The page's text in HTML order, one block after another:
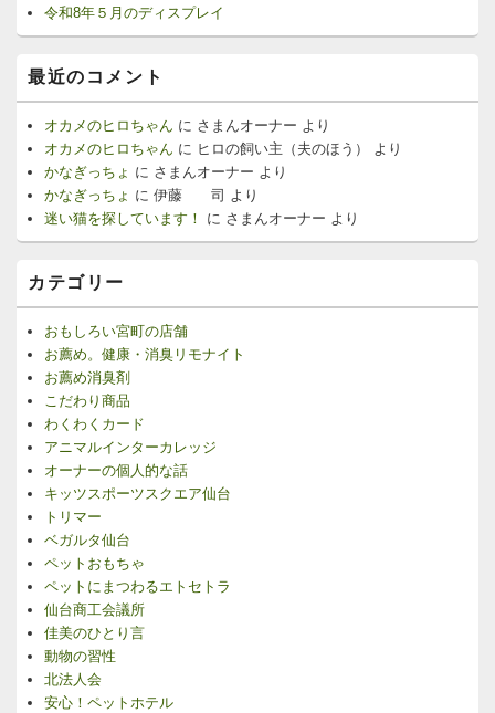
令和8年５月のディスプレイ
最近のコメント
オカメのヒロちゃん に さまんオーナー より
オカメのヒロちゃん に ヒロの飼い主（夫のほう）
より
かなぎっちょ に さまんオーナー より
かなぎっちょ に 伊藤 司 より
迷い猫を探しています！
に さまんオーナー より
カテゴリー
おもしろい宮町の店舗
お薦め。健康・消臭リモナイト
お薦め消臭剤
こだわり商品
わくわくカード
アニマルインターカレッジ
オーナーの個人的な話
キッツスポーツスクエア仙台
トリマー
ベガルタ仙台
ペットおもちゃ
ペットにまつわるエトセトラ
仙台商工会議所
佳美のひとり言
動物の習性
北法人会
安心！ペットホテル